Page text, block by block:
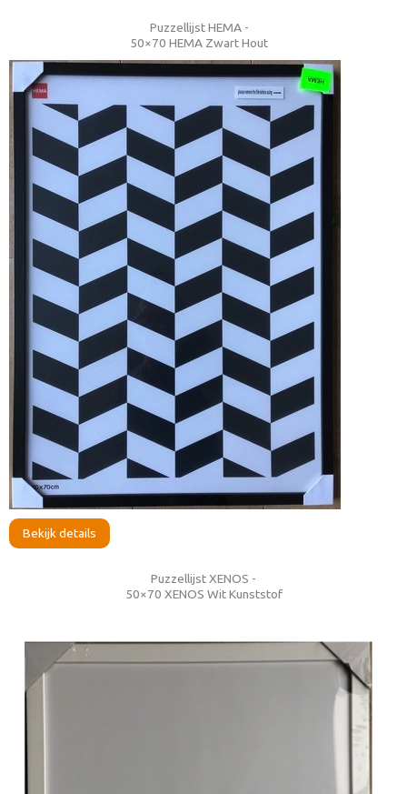
Puzzellijst HEMA -
50×70 HEMA Zwart Hout
Bekijk details
Puzzellijst XENOS -
50×70 XENOS Wit Kunststof